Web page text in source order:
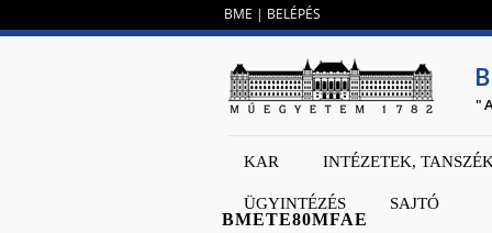
BME | BELÉPÉS
KAR INTÉZETEK,
ÜGYINTÉZÉS SAJTÓ
BMETE80MFAE